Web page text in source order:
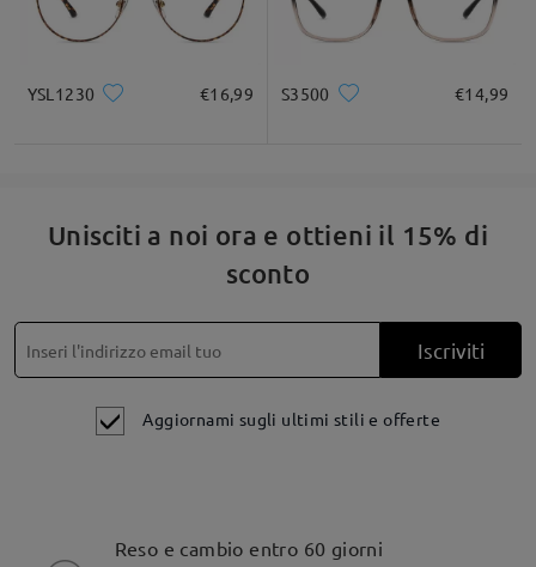
su Aug 16 , 2025
domande e le risposte
Fai una domanda
YSL1230 €16,99 S3500 €14,99
Unisciti a noi ora e ottieni il 15% di
sconto
Iscriviti
Aggiornami sugli ultimi stili e offerte
Reso e cambio entro 60 giorni